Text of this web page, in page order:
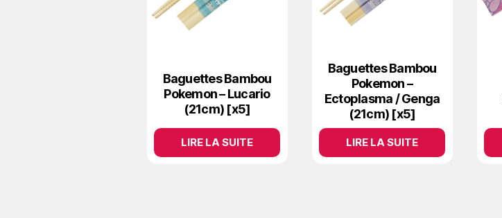
Baguettes Bambou
Pokemon – Lucario
(21cm) [x5]
LIRE LA SUITE
Baguettes Bambou
Pokemon –
Ectoplasma / Genga
(21cm) [x5]
LIRE LA SUITE